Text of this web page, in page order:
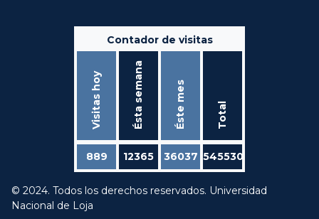
Contador de visitas
Visitas hoy Ésta semana Éste mes Total
889 12365 36037 545530
© 2024. Todos los derechos reservados. Universidad
Nacional de Loja